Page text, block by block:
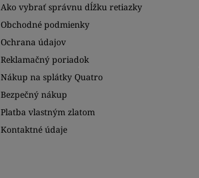
Ako vybrať správnu dĺžku retiazky
Obchodné podmienky
Ochrana údajov
Reklamačný poriadok
Nákup na splátky Quatro
Bezpečný nákup
Platba vlastným zlatom
Kontaktné údaje